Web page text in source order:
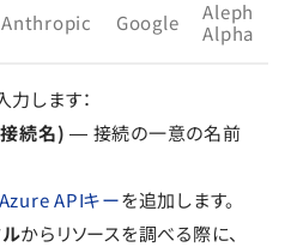
Anthropic Google
Aleph
Alpha
します：
続名) ― 接続の一意の名前
Azure APIキーを追加します。
からリソースを調べる際に、